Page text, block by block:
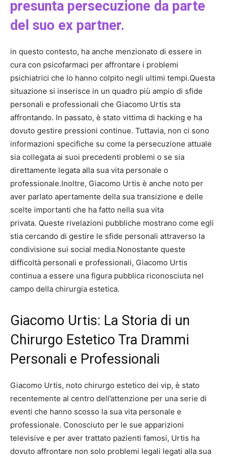
presunta persecuzione da parte
del suo ex partner.
in questo contesto, ha anche menzionato di essere in
cura con psicofarmaci per affrontare i problemi
psichiatrici che lo hanno colpito negli ultimi tempi.Questa
situazione si inserisce in un quadro più ampio di sfide
personali e professionali che Giacomo Urtis sta
affrontando. In passato, è stato vittima di hacking e ha
dovuto gestire pressioni continue. Tuttavia, non ci sono
informazioni specifiche su come la persecuzione attuale
sia collegata ai suoi precedenti problemi o se sia
direttamente legata alla sua vita personale o
professionale.Inoltre, Giacomo Urtis è anche noto per
aver parlato apertamente della sua transizione e delle
scelte importanti che ha fatto nella sua vita
privata. Queste rivelazioni pubbliche mostrano come egli
stia cercando di gestire le sfide personali attraverso la
condivisione sui social media.Nonostante queste
difficoltà personali e professionali, Giacomo Urtis
continua a essere una figura pubblica riconosciuta nel
campo della chirurgia estetica.
Giacomo Urtis: La Storia di un
Chirurgo Estetico Tra Drammi
Personali e Professionali
Giacomo Urtis, noto chirurgo estetico dei vip, è stato
recentemente al centro dell’attenzione per una serie di
eventi che hanno scosso la sua vita personale e
professionale. Conosciuto per le sue apparizioni
televisive e per aver trattato pazienti famosi, Urtis ha
dovuto affrontare non solo problemi legali legati alla sua